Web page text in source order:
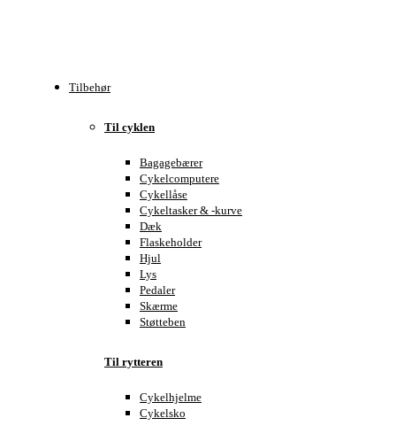
Tilbehør
Til cyklen
Bagagebærer
Cykelcomputere
Cykellåse
Cykeltasker & -kurve
Dæk
Flaskeholder
Hjul
Lys
Pedaler
Skærme
Støtteben
Til rytteren
Cykelhjelme
Cykelsko